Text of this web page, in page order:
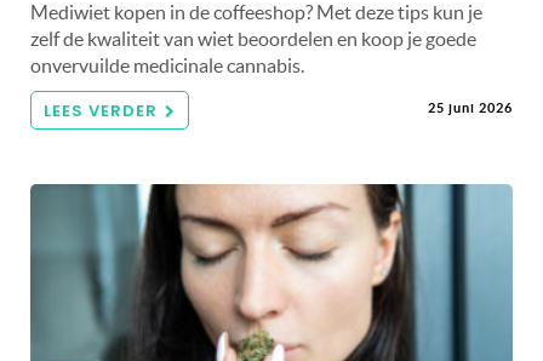
Mediwiet kopen in de coffeeshop? Met deze tips kun je
zelf de kwaliteit van wiet beoordelen en koop je goede
onvervuilde medicinale cannabis.
LEES VERDER 25 juni 2026